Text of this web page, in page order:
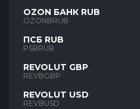
OZON БАНК RUB
OZONBRUB
ПСБ RUB
PSBRUB
REVOLUT GBP
REVBGBP
REVOLUT USD
REVBUSD